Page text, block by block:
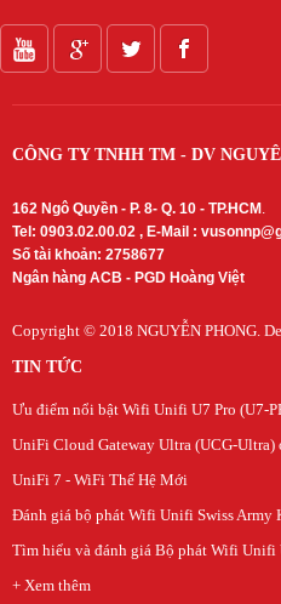
CÔNG TY TNHH TM - DV
162 Ngô Quyền - P. 8- Q. 10 - TP.HCM
Tel: 0903.02.00.02 , E-Mail :
Số tài khoản: 2758677
Ngân hàng ACB - PGD Hoàng Việt
Copyright © 2018 NGUYỄN PHONG .
TIN TỨC
Ưu điểm nổi bật Wifi Unifi U7 Pro (U7-
UniFi Cloud Gateway Ultra (UCG-Ultra)
UniFi 7 - WiFi Thế Hệ Mới
Đánh giá bộ phát Wifi Unifi Swiss Army
Tìm hiểu và đánh giá Bộ phát Wifi Unifi
+ Xem thêm